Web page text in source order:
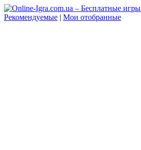
Рекомендуемые | Мои отобранные